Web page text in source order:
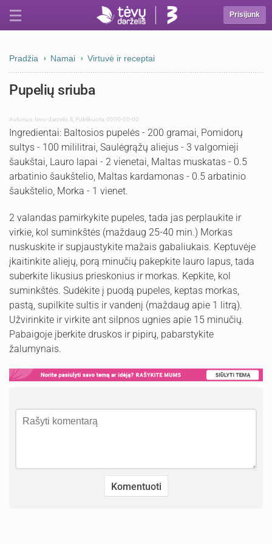
Prisijunk
Pradžia Namai Virtuvė ir receptai
Pupelių sriuba
Autorius:tevu-darzelis.lt Publikuota: 0000-00-00
Ingredientai: Baltosios pupelės - 200 gramai, Pomidorų
sultys - 100 mililitrai, Saulėgrąžų aliejus - 3 valgomieji
šaukštai, Lauro lapai - 2 vienetai, Maltas muskatas - 0.5
arbatinio šaukštelio, Maltas kardamonas - 0.5 arbatinio
šaukštelio, Morka - 1 vienet.
2 valandas pamirkykite pupeles, tada jas perplaukite ir
virkie, kol suminkštės (maždaug 25-40 min.) Morkas
nuskuskite ir supjaustykite mažais gabaliukais. Keptuvėje
įkaitinkite aliejų, porą minučių pakepkite lauro lapus, tada
suberkite likusius prieskonius ir morkas. Kepkite, kol
suminkštės. Sudėkite į puodą pupeles, keptas morkas,
pastą, supilkite sultis ir vandenį (maždaug apie 1 litrą).
Užvirinkite ir virkite ant silpnos ugnies apie 15 minučių.
Pabaigoje įberkite druskos ir pipirų, pabarstykite
žalumynais.